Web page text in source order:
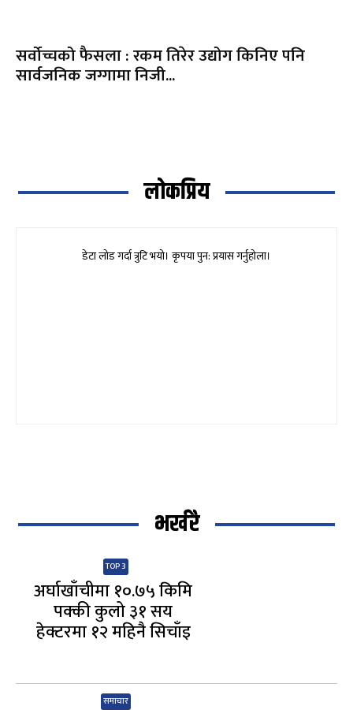
सर्वोच्चको फैसला : रकम तिरेर उद्योग किनिए पनि
सार्वजनिक जग्गामा निजी...
लोकप्रिय
डेटा लोड गर्दा त्रुटि भयो। कृपया पुन: प्रयास गर्नुहोला।
भर्खरै
TOP 3
अर्घाखाँचीमा १०.७५ किमि
पक्की कुलो ३१ सय
हेक्टरमा १२ महिनै सिचाँइ
समाचार